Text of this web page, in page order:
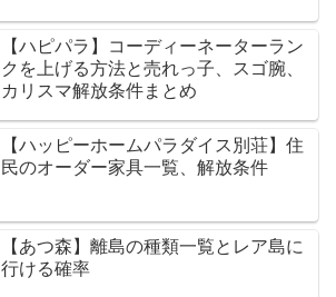
【ハピパラ】コーディーネーターラン
クを上げる方法と売れっ子、スゴ腕、
カリスマ解放条件まとめ
【ハッピーホームパラダイス別荘】住
民のオーダー家具一覧、解放条件
【あつ森】離島の種類一覧とレア島に
行ける確率